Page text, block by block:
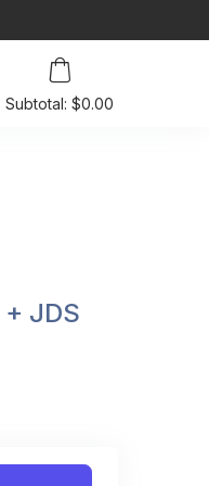
Subtotal: $0.00
+ JDS